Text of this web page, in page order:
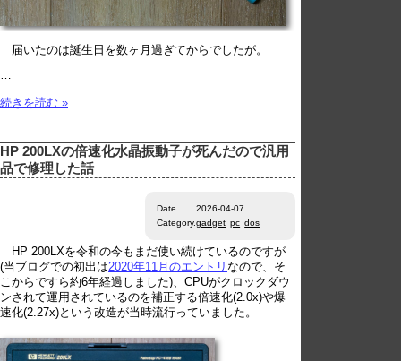
届いたのは誕生日を数ヶ月過ぎてからでしたが。
…
続きを読む »
HP 200LXの倍速化水晶振動子が死んだので汎用
品で修理した話
Date.
2026-04-07
Category.gadget pc dos
HP 200LXを令和の今もまだ使い続けているのですが
(当ブログでの初出は2020年11月のエントリ なので、そ
こからですら約6年経過しました)、CPUがクロックダウ
ンされて運用されているのを補正する倍速化(2.0x)や爆
速化(2.27x)という改造が当時流行っていました。